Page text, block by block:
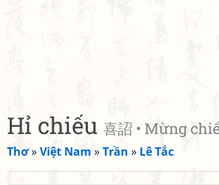
Hỉ chiếu 喜詔 • Mừng
Thơ»Việt Nam »Trần » Lê Tắc